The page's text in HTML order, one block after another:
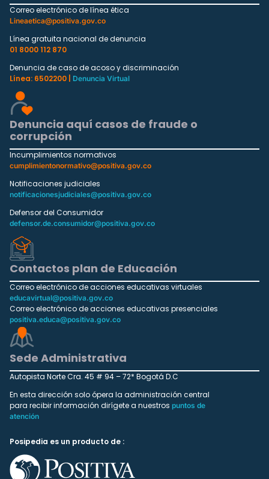
Correo electrónico de línea ética
Lineaetica@positiva.gov.co
Línea gratuita nacional de denuncia
01 8000 112 870
Denuncia de caso de acoso y discriminación
Línea: 6502200 |
Denuncia Virtual
Denuncia aquí casos de fraude o
corrupción
Incumplimientos normativos
cumplimientonormativo@positiva.gov.co
Notificaciones judiciales
notificacionesjudiciales@positiva.gov.co
Defensor del Consumidor
defensor.de.consumidor@positiva.gov.co
Contactos plan de Educación
Correo electrónico de acciones educativas virtuales
educavirtual@positiva.gov.co
Correo electrónico de acciones educativas presenciales
positiva.educa@positiva.gov.co
Sede Administrativa
Autopista Norte Cra. 45 # 94 – 72* Bogotá D.C
En esta dirección solo ópera la administración central
para recibir información dirígete a nuestros puntos de
atención
Posipedia es un producto de :